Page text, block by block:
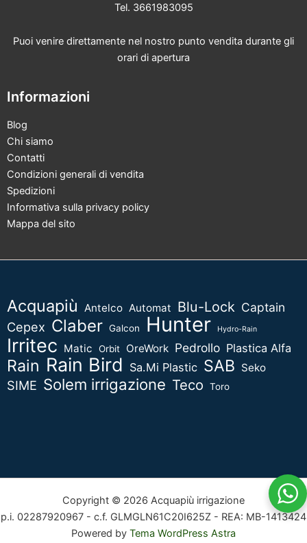
Tel. 3661983095
Puoi venire direttamente nel nostro punto vendita durante gli
orari di apertura
Informazioni
Blog
Chi siamo
Contatti
Condizioni generali di vendita
Spedizioni
Informativa sulla privacy policy
Mappa del sito
Acquapiù Antelco Automat Blu-Lock Captain
Cepex Claber Galcon Hunter Hydro-Rain
Irritec Matic Orbit OreWork Pedrollo Plastica Alfa
Rain Rain Bird Sa.Mi Plastic SAB Seko
SIME Solem irrigazione Teco Toro
Copyright © 2026 Acquapiù irrigazione
p.i. 02287920967 - c.f. GLMGLN61C20I625Z - REA: MB-1413424
Powered by Tema WordPress Astra